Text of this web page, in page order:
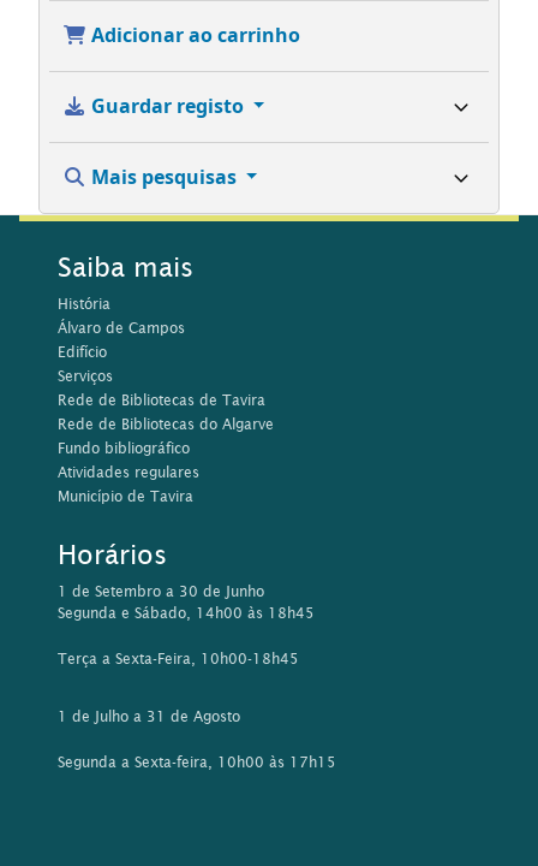
Adicionar ao carrinho
Guardar registo
Mais pesquisas
Saiba mais
História
Álvaro de Campos
Edifício
Serviços
Rede de Bibliotecas de Tavira
Rede de Bibliotecas do Algarve
Fundo bibliográfico
Atividades regulares
Município de Tavira
Horários
1 de Setembro a 30 de Junho
Segunda e Sábado, 14h00 às 18h45
Terça a Sexta-Feira, 10h00-18h45
1 de Julho a 31 de Agosto
Segunda a Sexta-feira, 10h00 às 17h15